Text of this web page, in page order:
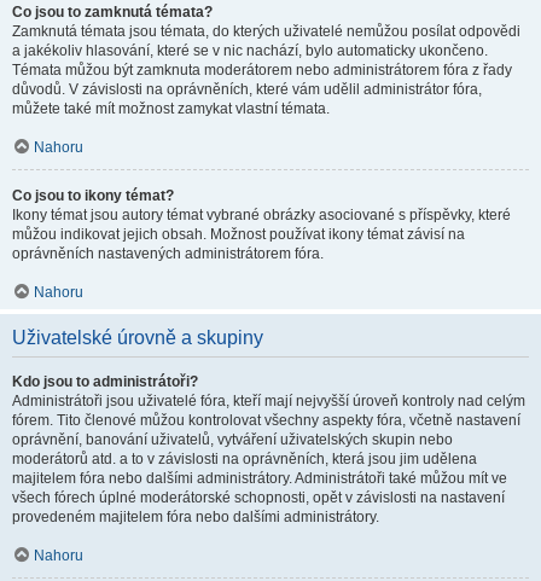
Co jsou to zamknutá témata?
Zamknutá témata jsou témata, do kterých uživatelé nemůžou posílat odpovědi
a jakékoliv hlasování, které se v nic nachází, bylo automaticky ukončeno.
Témata můžou být zamknuta moderátorem nebo administrátorem fóra z řady
důvodů. V závislosti na oprávněních, které vám udělil administrátor fóra,
můžete také mít možnost zamykat vlastní témata.
Nahoru
Co jsou to ikony témat?
Ikony témat jsou autory témat vybrané obrázky asociované s příspěvky, které
můžou indikovat jejich obsah. Možnost používat ikony témat závisí na
oprávněních nastavených administrátorem fóra.
Nahoru
Uživatelské úrovně a skupiny
Kdo jsou to administrátoři?
Administrátoři jsou uživatelé fóra, kteří mají nejvyšší úroveň kontroly nad celým
fórem. Tito členové můžou kontrolovat všechny aspekty fóra, včetně nastavení
oprávnění, banování uživatelů, vytváření uživatelských skupin nebo
moderátorů atd. a to v závislosti na oprávněních, která jsou jim udělena
majitelem fóra nebo dalšími administrátory. Administrátoři také můžou mít ve
všech fórech úplné moderátorské schopnosti, opět v závislosti na nastavení
provedeném majitelem fóra nebo dalšími administrátory.
Nahoru